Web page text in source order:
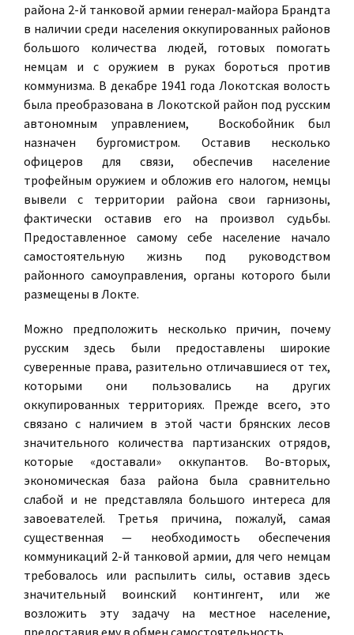
района 2-й танковой армии генерал-майора Брандта
в наличии среди населения оккупированных районов
большого количества людей, готовых помогать
немцам и с оружием в руках бороться против
коммунизма. В декабре 1941 года Локотская волость
была преобразована в Локотской район под русским
автономным управлением, Воскобойник был
назначен бургомистром. Оставив несколько
офицеров для связи, обеспечив население
трофейным оружием и обложив его налогом, немцы
вывели с территории района свои гарнизоны,
фактически оставив его на произвол судьбы.
Предоставленное самому себе население начало
самостоятельную жизнь под руководством
районного самоуправления, органы которого были
размещены в Локте.
Можно предположить несколько причин, почему
русским здесь были предоставлены широкие
суверенные права, разительно отличавшиеся от тех,
которыми они пользовались на других
оккупированных территориях. Прежде всего, это
связано с наличием в этой части брянских лесов
значительного количества партизанских отрядов,
которые «доставали» оккупантов. Во-вторых,
экономическая база района была сравнительно
слабой и не представляла большого интереса для
завоевателей. Третья причина, пожалуй, самая
существенная — необходимость обеспечения
коммуникаций 2-й танковой армии, для чего немцам
требовалось или распылить силы, оставив здесь
значительный воинский контингент, или же
возложить эту задачу на местное население,
предоставив ему в обмен самостоятельность.